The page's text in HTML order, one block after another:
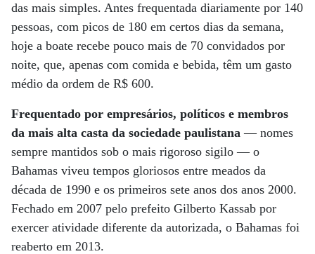
das mais simples. Antes frequentada diariamente por 140
pessoas, com picos de 180 em certos dias da semana,
hoje a boate recebe pouco mais de 70 convidados por
noite, que, apenas com comida e bebida, têm um gasto
médio da ordem de R$ 600.
Frequentado por empresários, políticos e membros
da mais alta casta da sociedade paulistana ­— nomes
sempre mantidos sob o mais rigoroso sigilo — o
Bahamas viveu tempos gloriosos entre meados da
década de 1990 e os primeiros sete anos dos anos 2000.
Fechado em 2007 pelo prefeito Gilberto Kassab por
exercer atividade diferente da autorizada, o Bahamas foi
reaberto em 2013.